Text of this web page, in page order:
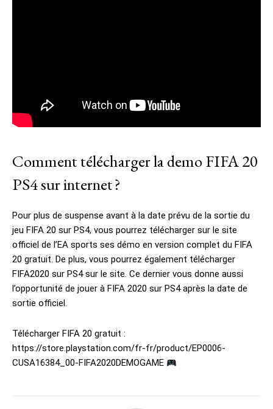
Comment télécharger la demo FIFA 20
PS4 sur internet ?
Pour plus de suspense avant à la date prévu de la sortie du
jeu FIFA 20 sur PS4, vous pourrez télécharger sur le site
officiel de l’EA sports ses démo en version complet du FIFA
20 gratuit. De plus, vous pourrez également télécharger
FIFA2020 sur PS4 sur le site. Ce dernier vous donne aussi
l’opportunité de jouer à FIFA 2020 sur PS4 après la date de
sortie officiel.
Télécharger FIFA 20 gratuit :
https://store.playstation.com/fr-fr/product/EP0006-
CUSA16384_00-FIFA2020DEMOGAME